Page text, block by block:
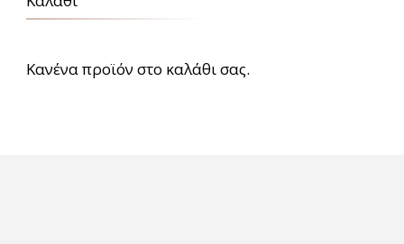
Κανένα προϊόν στο καλάθι σας.